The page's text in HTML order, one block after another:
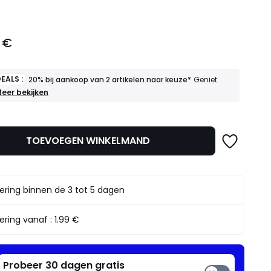
€
: 20% bij aankoop van 2 artikelen naar keuze* Geniet
aankoop
naar
ervan
bekijken
TOEVOEGEN WINKELMAND
binnen de 3 tot 5 dagen
vanaf :1.99 €
Probeer 30 dagen gratis